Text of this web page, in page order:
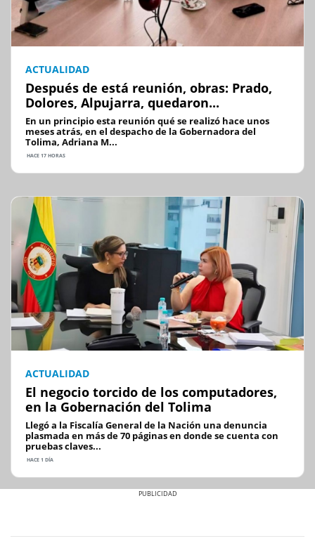
ACTUALIDAD
Después de está reunión, obras: Prado,
Dolores, Alpujarra, quedaron...
En un principio esta reunión qué se realizó hace unos
meses atrás, en el despacho de la Gobernadora del
Tolima, Adriana M...
HACE 17 HORAS
ACTUALIDAD
El negocio torcido de los computadores,
en la Gobernación del Tolima
Llegó a la Fiscalía General de la Nación una denuncia
plasmada en más de 70 páginas en donde se cuenta con
pruebas claves...
HACE 1 DÍA